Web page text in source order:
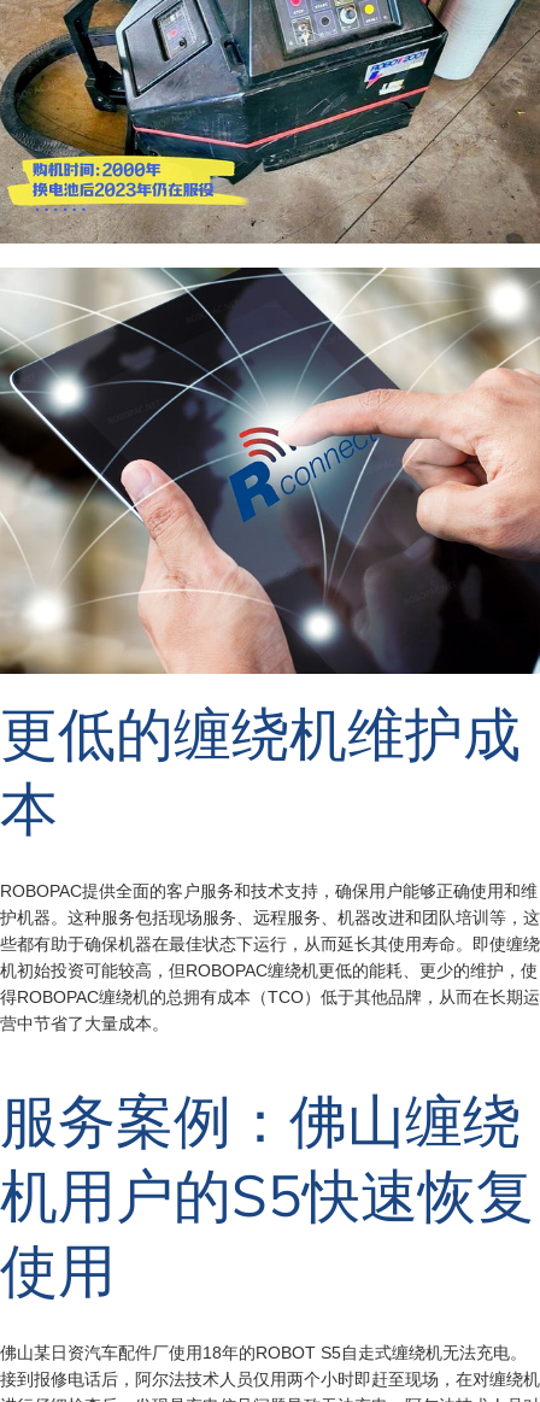
更低的缠绕机维护成
本
ROBOPAC提供全面的客户服务和技术支持，确保用户能够正确使用和维
护机器。这种服务包括现场服务、远程服务、机器改进和团队培训等，这
些都有助于确保机器在最佳状态下运行，从而延长其使用寿命。即使缠绕
机初始投资可能较高，但ROBOPAC缠绕机更低的能耗、更少的维护，使
得ROBOPAC缠绕机的总拥有成本（TCO）低于其他品牌，从而在长期运
营中节省了大量成本。
服务案例：佛山缠绕
机用户的S5快速恢复
使用
佛山某日资汽车配件厂使用18年的ROBOT S5自走式缠绕机无法充电。
接到报修电话后，阿尔法技术人员仅用两个小时即赶至现场，在对缠绕机